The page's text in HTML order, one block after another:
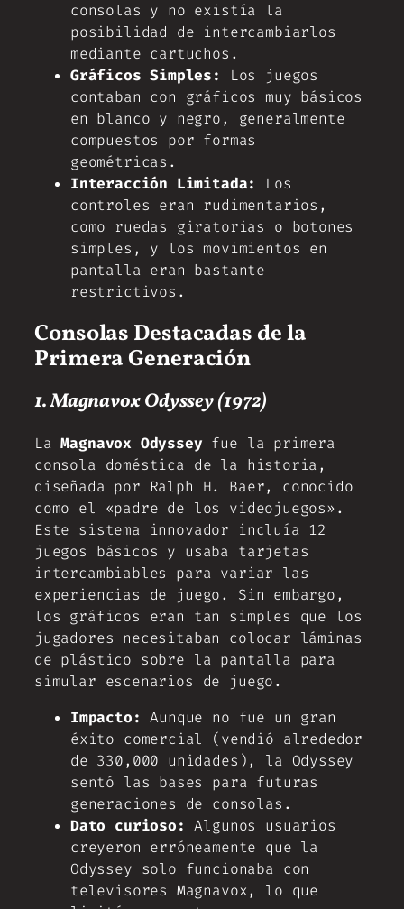
consolas y no existía la
posibilidad de intercambiarlos
mediante cartuchos.
Gráficos Simples:
Los juegos
contaban con gráficos muy básicos
en blanco y negro, generalmente
compuestos por formas
geométricas.
Interacción Limitada:
Los
controles eran rudimentarios,
como ruedas giratorias o botones
simples, y los movimientos en
pantalla eran bastante
restrictivos.
Consolas Destacadas de la
Primera Generación
1. Magnavox Odyssey (1972)
LaMagnavox Odysseyfue la primera
consola doméstica de la historia,
diseñada por Ralph H. Baer, conocido
como el «padre de los videojuegos».
Este sistema innovador incluía 12
juegos básicos y usaba tarjetas
intercambiables para variar las
experiencias de juego. Sin embargo,
los gráficos eran tan simples que los
jugadores necesitaban colocar láminas
de plástico sobre la pantalla para
simular escenarios de juego.
Impacto: Aunque no fue un gran
éxito comercial (vendió alrededor
de 330,000 unidades), la Odyssey
sentó las bases para futuras
generaciones de consolas.
Dato curioso: Algunos usuarios
creyeron erróneamente que la
Odyssey solo funcionaba con
televisores Magnavox, lo que